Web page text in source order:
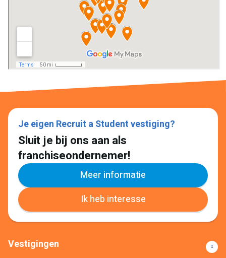
Je eigen Recruit a Student vestiging?
Sluit je bij ons aan als
franchiseondernemer!
Meer informatie
Ik heb interesse
Vestigingen